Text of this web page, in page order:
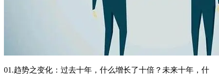
01.趋势之变化：过去十年，什么增长了十倍？未来十年，什